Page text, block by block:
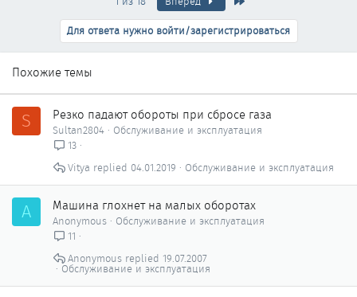
Для ответа нужно войти/зарегистрироваться
Похожие темы
S Резко падают обороты при сбросе газа
Sultan2804
Обслуживание и эксплуатация
13
Обслуживание и эксплуатация
04.01.2019
Vitya
A Машина глохнет на малых оборотах
Anonymous
Обслуживание и эксплуатация
11
Обслуживание и эксплуатация
19.07.2007
Anonymous